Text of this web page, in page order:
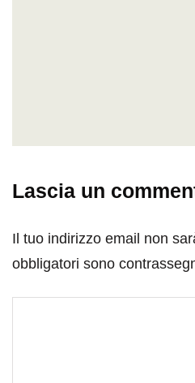
Lascia un
Il tuo indirizzo email non
obbligatori sono